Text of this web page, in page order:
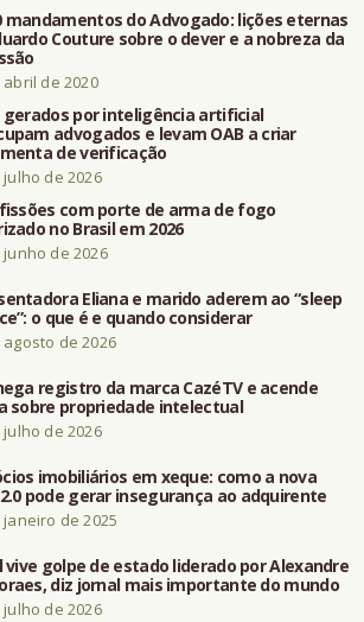
mandamentos do Advogado: lições eternas
Couture sobre o dever e a nobreza da
abril de 2020
gerados por inteligência artificial
advogados e levam OAB a criar
de verificação
julho de 2026
com porte de arma de fogo
no Brasil em 2026
junho de 2026
Eliana e marido aderem ao “sleep
o que é e quando considerar
agosto de 2026
registro da marca CazéTV e acende
sobre propriedade intelectual
julho de 2026
imobiliários em xeque: como a nova
2.0 pode gerar insegurança ao adquirente
janeiro de 2025
vive golpe de estado liderado por Alexandre
diz jornal mais importante do mundo
julho de 2026